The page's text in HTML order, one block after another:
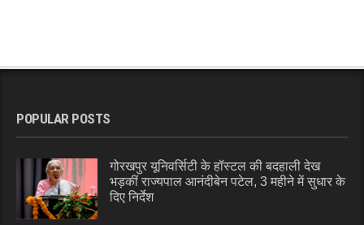
POPULAR POSTS
गोरखपुर यूनिवर्सिटी के हॉस्टल की बदहाली देख
भड़कीं राज्यपाल आनंदीबेन पटेल, 3 महीने में सुधार के
दिए निर्देश